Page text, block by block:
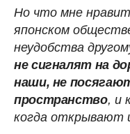
Но что мне
японском
неудобства
не сигналят на
наши, не
пространство, и
когда открывают